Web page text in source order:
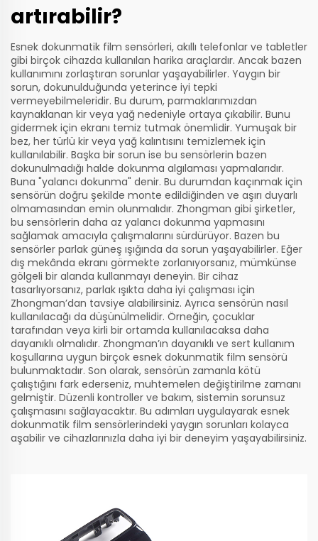
artırabilir?
Esnek dokunmatik film sensörleri, akıllı telefonlar ve tabletler
gibi birçok cihazda kullanılan harika araçlardır. Ancak bazen
kullanımını zorlaştıran sorunlar yaşayabilirler. Yaygın bir
sorun, dokunulduğunda yeterince iyi tepki
vermeyebilmeleridir. Bu durum, parmaklarımızdan
kaynaklanan kir veya yağ nedeniyle ortaya çıkabilir. Bunu
gidermek için ekranı temiz tutmak önemlidir. Yumuşak bir
bez, her türlü kir veya yağ kalıntısını temizlemek için
kullanılabilir. Başka bir sorun ise bu sensörlerin bazen
dokunulmadığı halde dokunma algılaması yapmalarıdır.
Buna "yalancı dokunma" denir. Bu durumdan kaçınmak için
sensörün doğru şekilde monte edildiğinden ve aşırı duyarlı
olmamasından emin olunmalıdır. Zhongman gibi şirketler,
bu sensörlerin daha az yalancı dokunma yapmasını
sağlamak amacıyla çalışmalarını sürdürüyor. Bazen bu
sensörler parlak güneş ışığında da sorun yaşayabilirler. Eğer
dış mekânda ekranı görmekte zorlanıyorsanız, mümkünse
gölgeli bir alanda kullanmayı deneyin. Bir cihaz
tasarlıyorsanız, parlak ışıkta daha iyi çalışması için
Zhongman’dan tavsiye alabilirsiniz. Ayrıca sensörün nasıl
kullanılacağı da düşünülmelidir. Örneğin, çocuklar
tarafından veya kirli bir ortamda kullanılacaksa daha
dayanıklı olmalıdır. Zhongman’ın dayanıklı ve sert kullanım
koşullarına uygun birçok esnek dokunmatik film sensörü
bulunmaktadır. Son olarak, sensörün zamanla kötü
çalıştığını fark ederseniz, muhtemelen değiştirilme zamanı
gelmiştir. Düzenli kontroller ve bakım, sistemin sorunsuz
çalışmasını sağlayacaktır. Bu adımları uygulayarak esnek
dokunmatik film sensörlerindeki yaygın sorunları kolayca
aşabilir ve cihazlarınızla daha iyi bir deneyim yaşayabilirsiniz.